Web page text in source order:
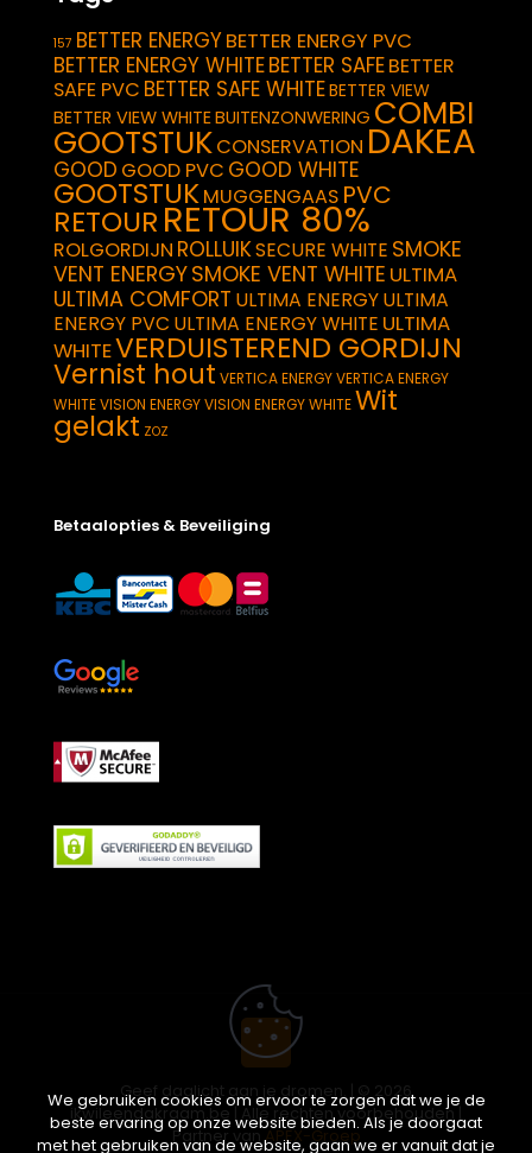
157 BETTER ENERGYBETTER ENERGY PVC
BETTER ENERGY WHITEBETTER SAFEBETTER
SAFE PVC BETTER SAFE WHITEBETTER VIEW
BETTER VIEW WHITEBUITENZONWERING COMBI
GOOTSTUKCONSERVATION DAKEA
GOOD GOOD PVC GOOD WHITE
GOOTSTUKMUGGENGAAS PVC
RETOUR RETOUR 80%
ROLGORDIJN ROLLUIKSECURE WHITE SMOKE
VENT ENERGYSMOKE VENT WHITE ULTIMA
ULTIMA COMFORT ULTIMA ENERGYULTIMA
ENERGY PVC ULTIMA ENERGY WHITE ULTIMA
WHITEVERDUISTEREND GORDIJN
Vernist hout VERTICA ENERGYVERTICA ENERGY
WHITEVISION ENERGYVISION ENERGY WHITEWit
gelakt ZOZ
Betaalopties & Beveiliging
Geef daglicht aan je dromen. | © 2026
ikwileendakraam.be | Alle rechten voorbehouden |
Partner vanAPEX-Groep
We gebruiken cookies om ervoor te zorgen dat we je de
beste ervaring op onze website bieden. Als je doorgaat
met het gebruiken van de website, gaan we er vanuit dat je